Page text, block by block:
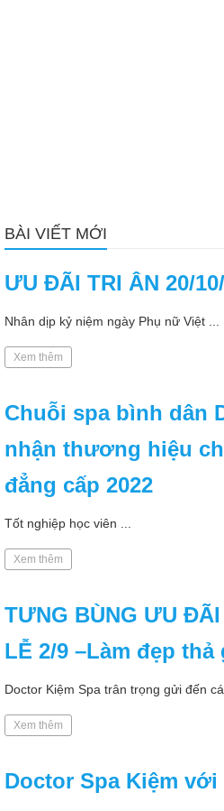
BÀI VIẾT MỚI
ƯU ĐÃI TRI ÂN 20/
Nhân dịp kỷ niệm ngày Phụ nữ Việt ...
Xem thêm
Chuỗi spa bình dân
nhận thương hiệu
đẳng cấp 2022
Tốt nghiệp học viên ...
Xem thêm
TƯNG BÙNG ƯU
LỄ 2/9 –Làm đẹp thả
Doctor Kiệm Spa trân trọng gửi đến
Xem thêm
Doctor Spa Kiệm